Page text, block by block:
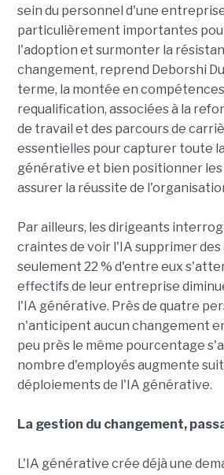
sein du personnel d'une
particulièrement importantes
l'adoption et surmonter la
changement, reprend Deborshi
terme, la montée en
requalification, associées à la
de travail et des parcours de
essentielles pour capturer toute
générative et bien positionner
assurer la réussite de
Par ailleurs, les dirigeants
craintes de voir l'IA supprimer des
seulement 22 % d'entre eux
effectifs de leur entreprise
l'IA générative. Près de quatre
n'anticipent aucun changement
peu près le même pourcentage
nombre d'employés augmente
déploiements de l'IA générative.
La gestion du changement,
L'IA générative crée déjà une